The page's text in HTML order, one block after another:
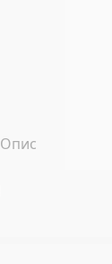
Опис